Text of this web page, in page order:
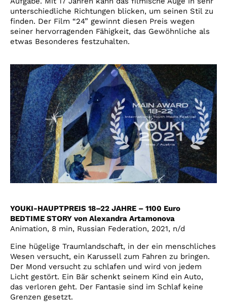
unterschiedliche Richtungen blicken, um seinen Stil zu
finden. Der Film “24” gewinnt diesen Preis wegen
seiner hervorragenden Fähigkeit, das Gewöhnliche als
etwas Besonderes festzuhalten.
YOUKI-HAUPTPREIS 18–22 JAHRE – 1100 Euro
BEDTIME STORY von Alexandra Artamonova
Animation, 8 min, Russian Federation, 2021, n/d
Eine hügelige Traumlandschaft, in der ein menschliches
Wesen versucht, ein Karussell zum Fahren zu bringen.
Der Mond versucht zu schlafen und wird von jedem
Licht gestört. Ein Bär schenkt seinem Kind ein Auto,
das verloren geht. Der Fantasie sind im Schlaf keine
Grenzen gesetzt.